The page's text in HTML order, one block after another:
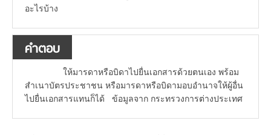
อะไรบ้าง
คำตอบ
ให้มารดาหรือบิดาไปยื่นเอกสารด้วยตนเอง พร้อม
สำเนาบัตรประชาชน หรือมารดาหรือบิดามอบอำนาจให้ผู้อื่น
ไปยื่นเอกสารแทนก็ได้ ข้อมูลจาก กระทรวงการต่างประเทศ